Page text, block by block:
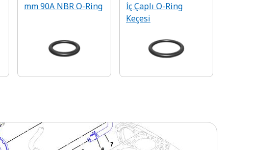
mm 90A NBR O-Ring
İç Çaplı O-Ring
Keçesi